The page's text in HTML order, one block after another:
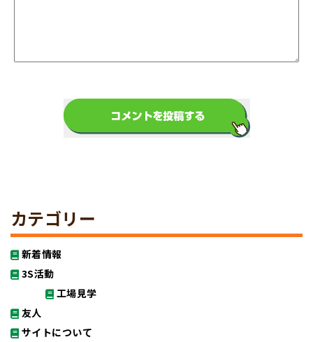
カテゴリー
新着情報
3S活動
工場見学
友人
サイトについて